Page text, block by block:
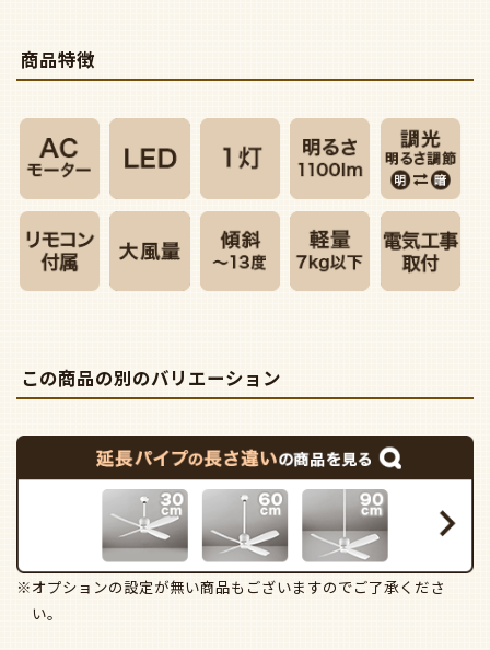
商品特徴
この商品の別のバリエーション
※オプションの設定が無い商品もございますのでご了承くださ
い。